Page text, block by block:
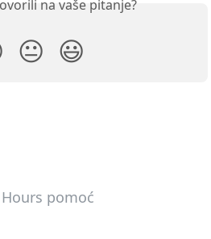
na vaše pitanje?
😐 😃